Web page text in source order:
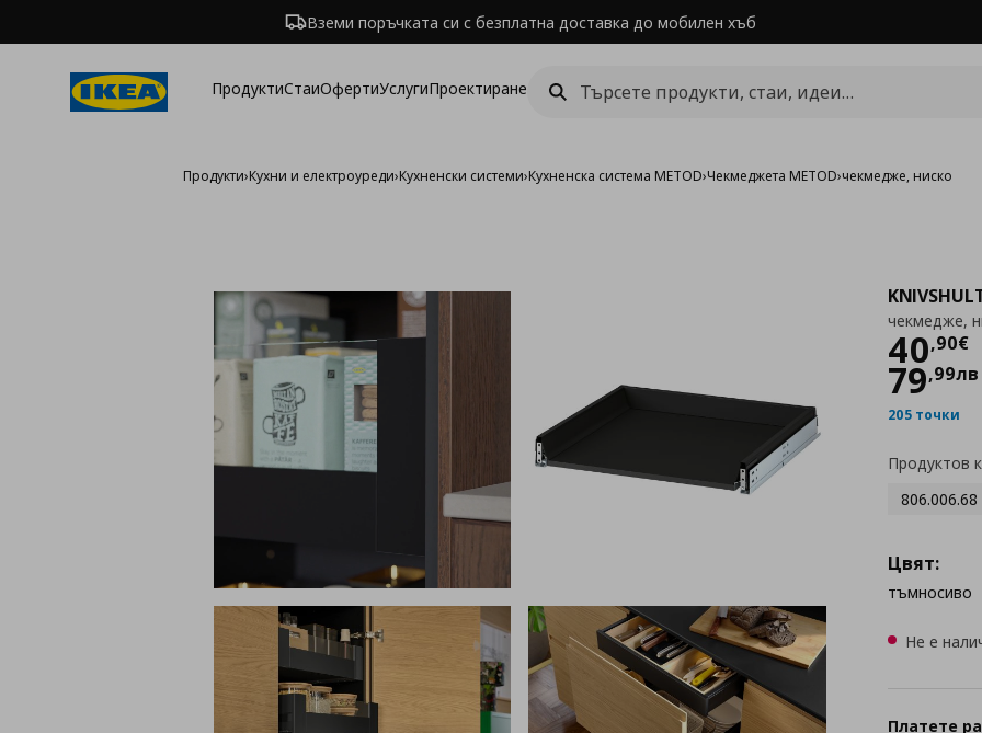
Вземи поръчката си с безплатна доставка до мобилен хъб
ПродуктиСтаиОфертиУслугиПроектиране
Продукти›Кухни и електроуреди›Кухненски системи›Кухненска система METOD›Чекмеджета METOD›чекмедже, ниско
чекмедже,
40,90€
Цена
79,99лв
205 точки
Продуктов
806.006.68
Цвят:
тъмносиво
Не е
Платете